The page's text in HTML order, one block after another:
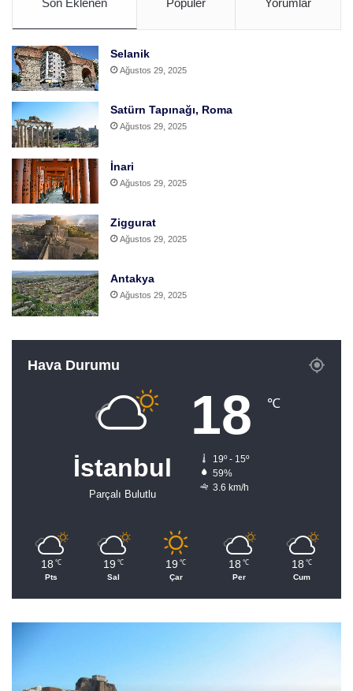
Selanik
Ağustos 29, 2025
Satürn Tapınağı, Roma
Ağustos 29, 2025
İnari
Ağustos 29, 2025
Ziggurat
Ağustos 29, 2025
Antakya
Ağustos 29, 2025
Hava Durumu
İstanbul
Parçalı Bulutlu
18 ℃
19º - 15º
59%
3.6 km/h
18 ℃
Pts
19 ℃
Sal
19 ℃
Çar
18 ℃
Per
18 ℃
Cum